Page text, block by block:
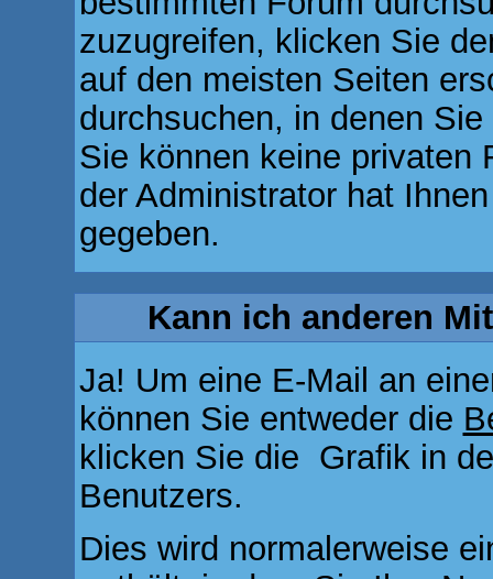
zuzugreifen, klicken Sie
auf den meisten Seiten
durchsuchen, in denen
Sie können keine privaten
der Administrator hat
gegeben.
Kann ich anderen
Ja! Um eine E-Mail an
können Sie entweder die
klicken Sie die Grafik in
Benutzers.
Dies wird normalerweise